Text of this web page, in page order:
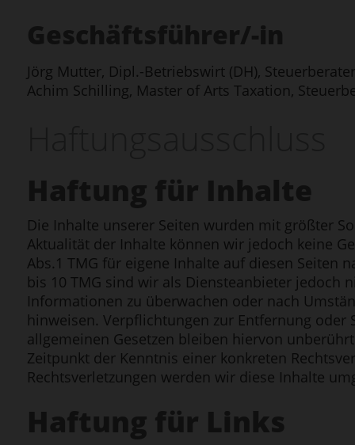
Jörg Mutter, Dipl.-Betriebswirt (DH),
Achim Schilling, Master of Arts Taxation,
Die Inhalte unserer Seiten wurden mit größter
Aktualität der Inhalte können wir jedoch keine
Abs.1 TMG für eigene Inhalte auf diesen Seiten
bis 10 TMG sind wir als Diensteanbieter
Informationen zu überwachen oder nach
hinweisen. Verpflichtungen zur Entfernung
allgemeinen Gesetzen bleiben hiervon
Zeitpunkt der Kenntnis einer konkreten
Rechtsverletzungen werden wir diese Inhalte